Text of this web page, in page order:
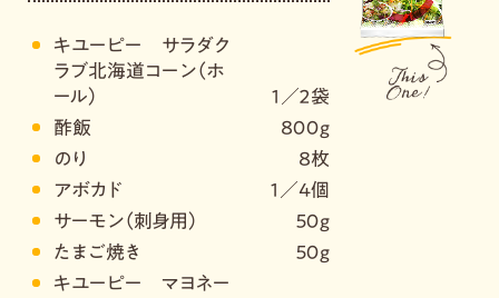
キユーピー サラダク
ラブ北海道コーン（ホ
ール）
１／２袋
酢飯
８００ｇ
のり
８枚
アボカド
１／４個
サーモン（刺身用）
５０ｇ
たまご焼き
５０ｇ
キユーピー マヨネー